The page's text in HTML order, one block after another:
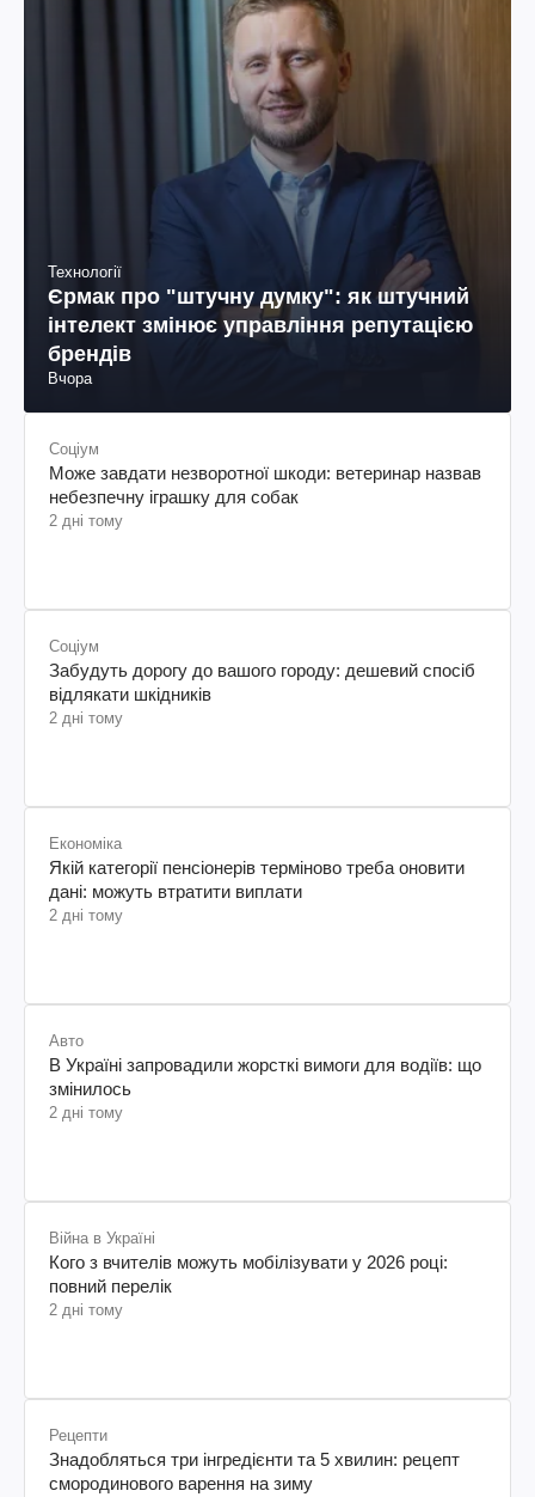
Технології
Єрмак про "штучну думку": як штучний
інтелект змінює управління репутацією
брендів
Вчора
Соціум
Може завдати незворотної шкоди: ветеринар назвав
небезпечну іграшку для собак
2 дні тому
Соціум
Забудуть дорогу до вашого городу: дешевий спосіб
відлякати шкідників
2 дні тому
Економіка
Якій категорії пенсіонерів терміново треба оновити
дані: можуть втратити виплати
2 дні тому
Авто
В Україні запровадили жорсткі вимоги для водіїв: що
змінилось
2 дні тому
Війна в Україні
Кого з вчителів можуть мобілізувати у 2026 році:
повний перелік
2 дні тому
Рецепти
Знадобляться три інгредієнти та 5 хвилин: рецепт
смородинового варення на зиму